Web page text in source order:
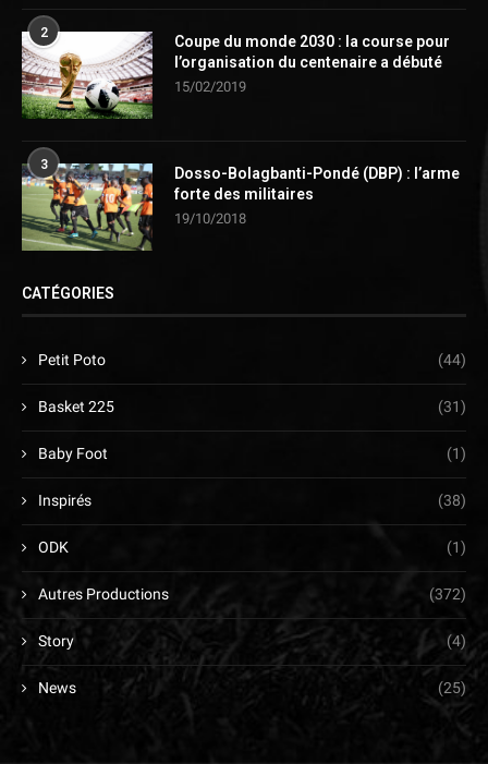
2
Coupe du monde 2030 : la course pour
l’organisation du centenaire a débuté
15/02/2019
3
Dosso-Bolagbanti-Pondé (DBP) : l’arme
forte des militaires
19/10/2018
CATÉGORIES
Petit Poto (44)
Basket 225 (31)
Baby Foot (1)
Inspirés (38)
ODK (1)
Autres Productions (372)
Story (4)
News (25)